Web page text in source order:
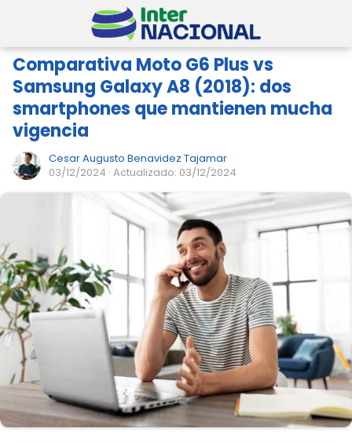
Comparativa Moto G6 Plus vs
Samsung Galaxy A8 (2018): dos
smartphones que mantienen mucha
vigencia
Cesar Augusto Benavidez Tajamar
03/12/2024 · Actualizado: 03/12/2024